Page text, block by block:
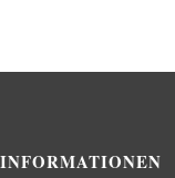
INFORMATIONEN